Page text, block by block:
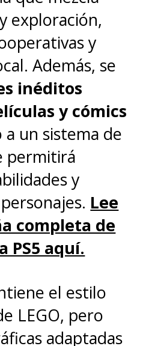
how
to see my
in this
powerful
on in our
Conroy
December 27, 2022
fue un héroe
LGBT. Este
personal
exploración,
y
Además, se
inéditos
y cómics
un sistema de
permitirá
y
Lee
completa de
PS5 aquí.
el estilo
LEGO, pero
adaptadas